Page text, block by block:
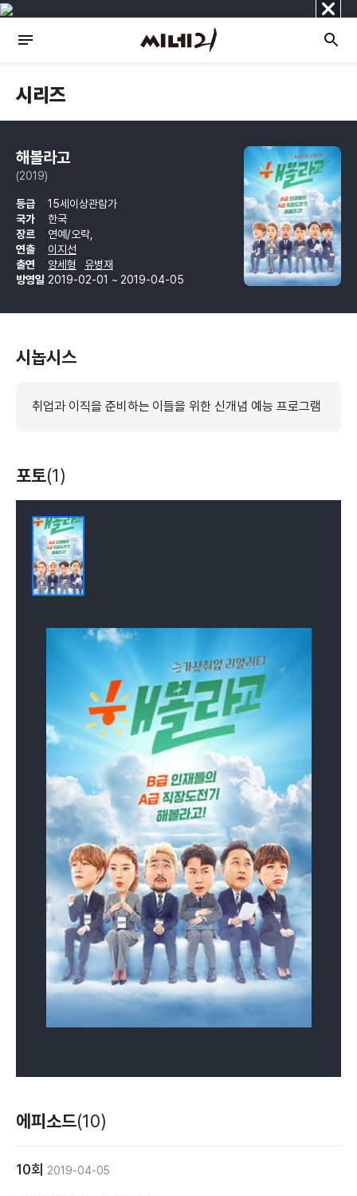
닫
기
시리즈
해볼라고
(2019)
등급
15세이상관람가
국가
한국
장르
연예/오락,
연출
이지선
출연
양세형
유병재
방영일 2019-02-01 ~ 2019-04-05
시놉시스
취업과 이직을 준비하는 이들을 위한 신개념 예능 프로그램
포토(1)
에피소드(10)
10회 2019-04-05